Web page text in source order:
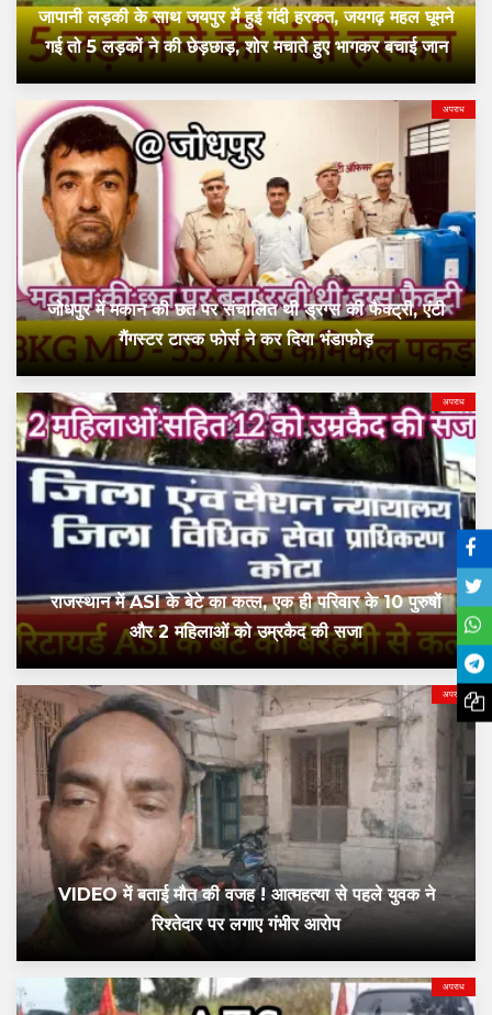
जापानी लड़की के साथ जयपुर में हुई गंदी हरकत, जयगढ़ महल घूमने
गई तो 5 लड़कों ने की छेड़छाड़, शोर मचाते हुए भागकर बचाई जान
अपराध
जोधपुर में मकान की छत पर संचालित थी ड्रग्स की फैक्ट्री, एंटी
गैंगस्टर टास्क फोर्स ने कर दिया भंडाफोड़
अपराध
राजस्थान में ASI के बेटे का कत्ल, एक ही परिवार के 10 पुरुषों
और 2 महिलाओं को उम्रकैद की सजा
अपराध
VIDEO में बताई मौत की वजह ! आत्महत्या से पहले युवक ने
रिश्तेदार पर लगाए गंभीर आरोप
अपराध